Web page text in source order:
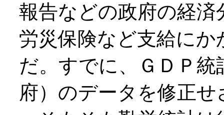
報告などの政府の経
労災保険など支給に
だ。すでに、ＧＤＰ
府）のデータを修正